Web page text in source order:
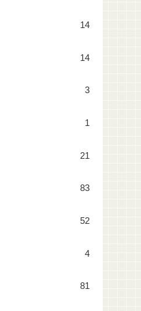
14
14
3
1
21
83
52
4
81